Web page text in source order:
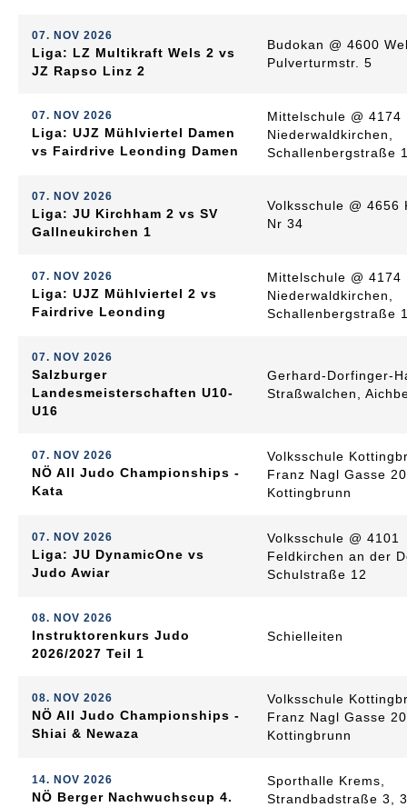
07. NOV 2026
Liga: LZ Multikraft Wels 2 vs
JZ Rapso Linz 2
Budokan @ 4600
Pulverturmstr. 5
07. NOV 2026
Liga: UJZ Mühlviertel Damen
vs Fairdrive Leonding Damen
Mittelschule @ 4174
Niederwaldkirchen,
Schallenbergstraße
07. NOV 2026
Liga: JU Kirchham 2 vs SV
Gallneukirchen 1
Volksschule @ 4656
Nr 34
07. NOV 2026
Liga: UJZ Mühlviertel 2 vs
Fairdrive Leonding
Mittelschule @ 4174
Niederwaldkirchen,
Schallenbergstraße
07. NOV 2026
Salzburger
Landesmeisterschaften U10-
U16
Gerhard-Dorfinger-
Straßwalchen,
07. NOV 2026
NÖ All Judo Championships -
Kata
Volksschule
Franz Nagl Gasse
Kottingbrunn
07. NOV 2026
Liga: JU DynamicOne vs
Judo Awiar
Volksschule @ 4101
Feldkirchen an der
Schulstraße 12
08. NOV 2026
Instruktorenkurs Judo
2026/2027 Teil 1
Schielleiten
08. NOV 2026
NÖ All Judo Championships -
Shiai & Newaza
Volksschule
Franz Nagl Gasse
Kottingbrunn
14. NOV 2026
NÖ Berger Nachwuchscup 4.
Sporthalle Krems,
Strandbadstraße 3,